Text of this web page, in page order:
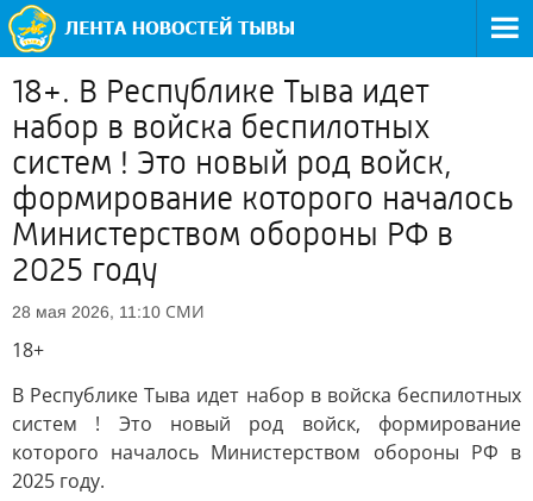
18+. В Республике Тыва идет
набор в войска беспилотных
систем ! Это новый род войск,
формирование которого началось
Министерством обороны РФ в
2025 году
28 мая 2026, 11:10 СМИ
18+
В Республике Тыва идет набор в войска беспилотных
систем ! Это новый род войск, формирование
которого началось Министерством обороны РФ в
2025 году.